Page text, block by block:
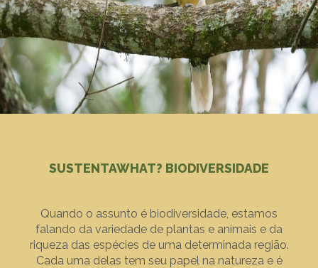
SUSTENTAWHAT? BIODIVERSIDADE
Quando o assunto é biodiversidade, estamos
falando da variedade de plantas e animais e da
riqueza das espécies de uma determinada região.
Cada uma delas tem seu papel na natureza e é